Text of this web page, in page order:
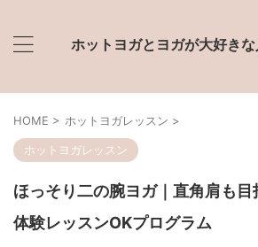
ホットヨガとヨガが大好き
HOME > ホットヨガレッスン >
ホットヨガレッスン
ほっそり二の腕ヨガ｜直角肩も
体験レッスンOKプログラム